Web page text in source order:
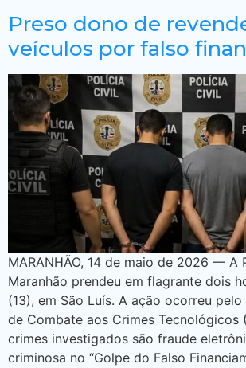
Preso dono de
veículos por falso
MARANHÃO, 14 de maio de 2026 — A
Maranhão prendeu em flagrante dois
(13), em São Luís. A ação ocorreu
de Combate aos Crimes Tecnológicos
crimes investigados são fraude
criminosa no “Golpe do Falso